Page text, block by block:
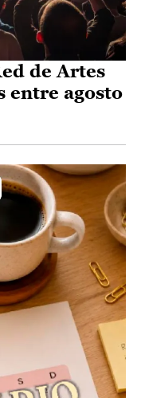
de Artes
entre agosto